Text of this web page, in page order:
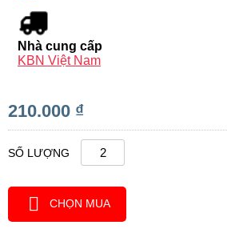
Nhà cung cấp
KBN Việt Nam
210.000 ₫
SỐ LƯỢNG
CHỌN MUA